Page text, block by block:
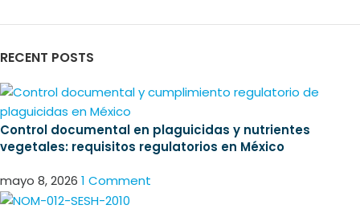
RECENT POSTS
Control documental en plaguicidas y nutrientes
vegetales: requisitos regulatorios en México
mayo 8, 2026 1 Comment